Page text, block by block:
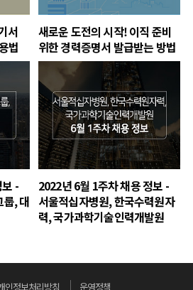
서
법
새로운 도전의 시작! 이직 준비
위한 경력증명서 발급받는 방법
-
룹, 대
2022년 6월 1주차 채용 정보 -
서울적십자병원, 한국수력원자
력, 국가과학기술인력개발원
인정보처리방침 운영정책